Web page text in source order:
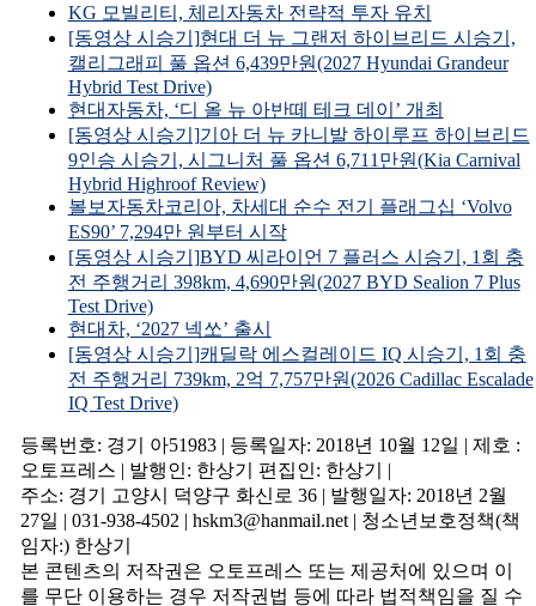
KG 모빌리티, 체리자동차 전략적 투자 유치
[동영상 시승기]현대 더 뉴 그랜저 하이브리드 시승기,
캘리그래피 풀 옵션 6,439만원(2027 Hyundai Grandeur
Hybrid Test Drive)
현대자동차, ‘디 올 뉴 아반떼 테크 데이’ 개최
[동영상 시승기]기아 더 뉴 카니발 하이루프 하이브리드
9인승 시승기, 시그니처 풀 옵션 6,711만원(Kia Carnival
Hybrid Highroof Review)
볼보자동차코리아, 차세대 순수 전기 플래그십 ‘Volvo
ES90’ 7,294만 원부터 시작
[동영상 시승기]BYD 씨라이언 7 플러스 시승기, 1회 충
전 주행거리 398km, 4,690만원(2027 BYD Sealion 7 Plus
Test Drive)
현대차, ‘2027 넥쏘’ 출시
[동영상 시승기]캐딜락 에스컬레이드 IQ 시승기, 1회 충
전 주행거리 739km, 2억 7,757만원(2026 Cadillac Escalade
IQ Test Drive)
등록번호: 경기 아51983 | 등록일자: 2018년 10월 12일 | 제호 :
오토프레스 | 발행인: 한상기 편집인: 한상기 |
주소: 경기 고양시 덕양구 화신로 36 | 발행일자: 2018년 2월
27일 | 031-938-4502 | hskm3@hanmail.net | 청소년보호정책(책
임자:) 한상기
본 콘텐츠의 저작권은 오토프레스 또는 제공처에 있으며 이
를 무단 이용하는 경우 저작권법 등에 따라 법적책임을 질 수